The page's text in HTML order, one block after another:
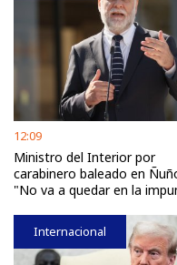
12:09
Ministro del Interior por
carabinero baleado en
"No va a quedar en la
Internacional